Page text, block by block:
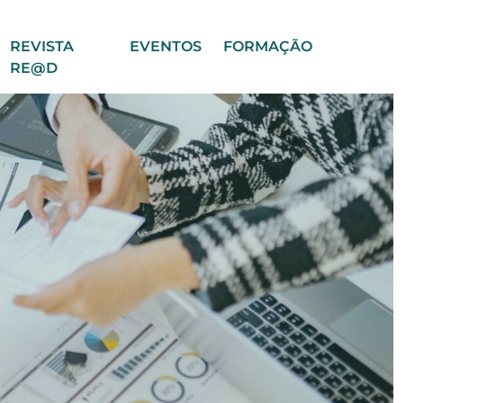
REVISTA
RE@D
EVENTOS FORMAÇÃO